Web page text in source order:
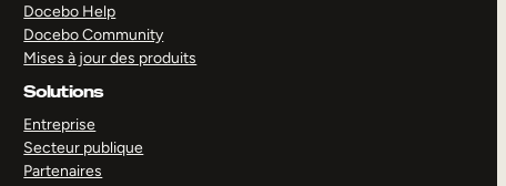
Docebo Help
Docebo Community
Mises à jour des produits
Solutions
Entreprise
Secteur publique
Partenaires